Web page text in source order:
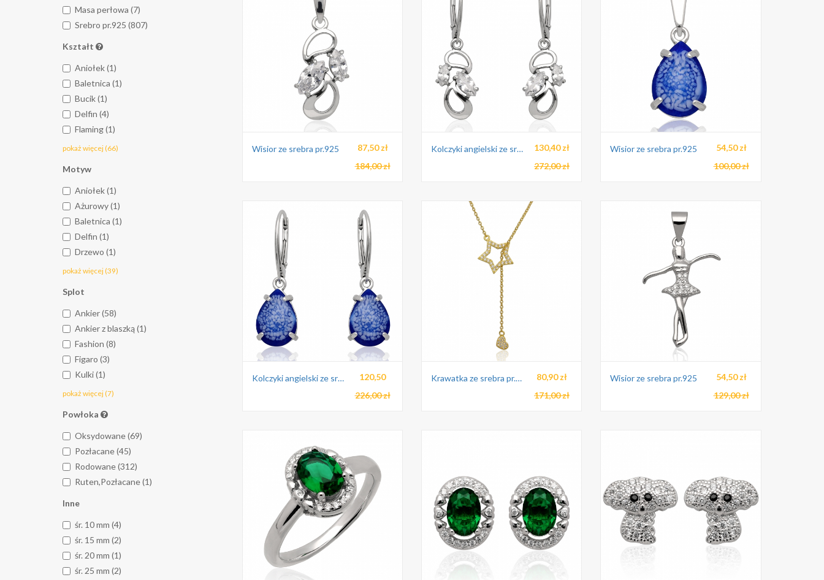
Masa perłowa (7)
Srebro pr.925 (807)
Kształt
Aniołek (1)
Baletnica (1)
Bucik (1)
Delfin (4)
Flaming (1)
pokaż więcej (66)
Motyw
Aniołek (1)
Ażurowy (1)
Baletnica (1)
Delfin (1)
Drzewo (1)
pokaż więcej (39)
Splot
Ankier (58)
Ankier z blaszką (1)
Fashion (8)
Figaro (3)
Kulki (1)
pokaż więcej (7)
Powłoka
Oksydowane (69)
Pozłacane (45)
Rodowane (312)
Ruten,Pozłacane (1)
Inne
śr. 10 mm (4)
śr. 15 mm (2)
śr. 20 mm (1)
śr. 25 mm (2)
Wisior ze srebra pr.925
87,50 zł
184,00 zł
Kolczyki angielski ze srebra pr.925
130,40 zł
272,00 zł
Wisior ze srebra pr.925
54,50 zł
100,00 zł
Kolczyki angielski ze srebra pr.925
120,50
226,00 zł
Krawatka ze srebra pr.925
80,90 zł
171,00 zł
Wisior ze srebra pr.925
54,50 zł
129,00 zł